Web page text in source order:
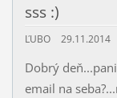
sss :)
ĽUBO 29.11.2014
Dobrý
email na